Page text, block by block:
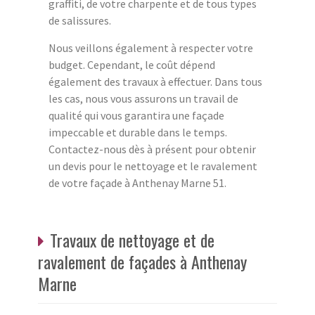
graffiti, de votre charpente et de tous types
de salissures.
Nous veillons également à respecter votre
budget. Cependant, le coût dépend
également des travaux à effectuer. Dans tous
les cas, nous vous assurons un travail de
qualité qui vous garantira une façade
impeccable et durable dans le temps.
Contactez-nous dès à présent pour obtenir
un devis pour le nettoyage et le ravalement
de votre façade à Anthenay Marne 51.
Travaux de nettoyage et de
ravalement de façades à Anthenay
Marne